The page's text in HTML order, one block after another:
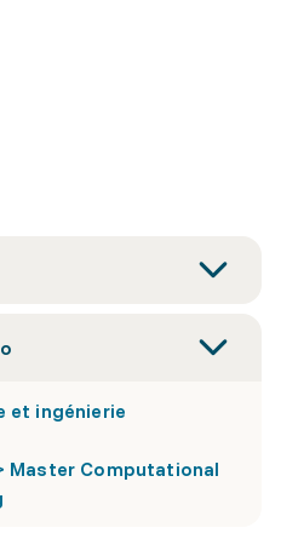
et ingénierie
Master Computational